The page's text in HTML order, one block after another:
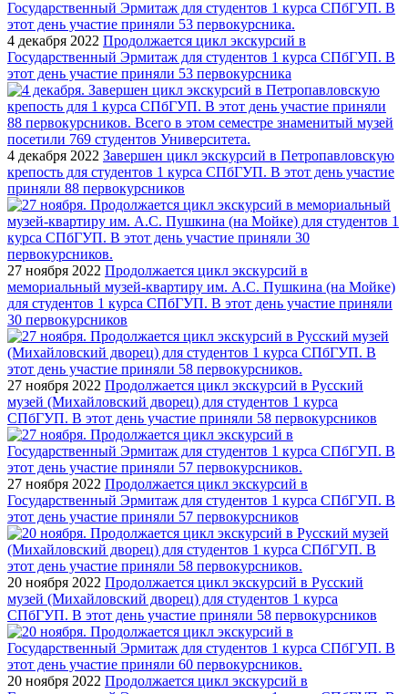
4 декабря 2022 Продолжается цикл экскурсий в
Государственный Эрмитаж для студентов 1 курса СПбГУП. В
этот день участие приняли 53 первокурсника
4 декабря 2022 Завершен цикл экскурсий в Петропавловскую
крепость для студентов 1 курса СПбГУП. В этот день участие
приняли 88 первокурсников
27 ноября 2022 Продолжается цикл экскурсий в
мемориальный музей-квартиру им. А.С. Пушкина (на Мойке)
для студентов 1 курса СПбГУП. В этот день участие приняли
30 первокурсников
27 ноября 2022 Продолжается цикл экскурсий в Русский
музей (Михайловский дворец) для студентов 1 курса
СПбГУП. В этот день участие приняли 58 первокурсников
27 ноября 2022 Продолжается цикл экскурсий в
Государственный Эрмитаж для студентов 1 курса СПбГУП. В
этот день участие приняли 57 первокурсников
20 ноября 2022 Продолжается цикл экскурсий в Русский
музей (Михайловский дворец) для студентов 1 курса
СПбГУП. В этот день участие приняли 58 первокурсников
20 ноября 2022 Продолжается цикл экскурсий в